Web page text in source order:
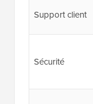
Support client
Sécurité